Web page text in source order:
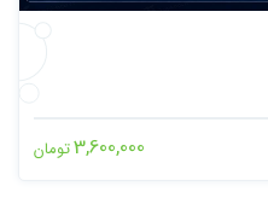
3,600,000تومان